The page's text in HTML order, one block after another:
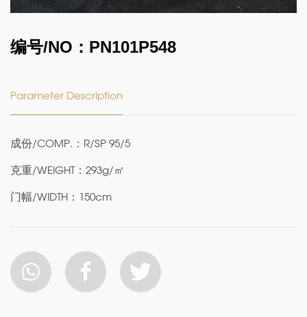
编号/NO：PN101P548
Parameter Description
成份/COMP.：R/SP 95/5
克重/WEIGHT：293g/㎡
门幅/WIDTH：150cm